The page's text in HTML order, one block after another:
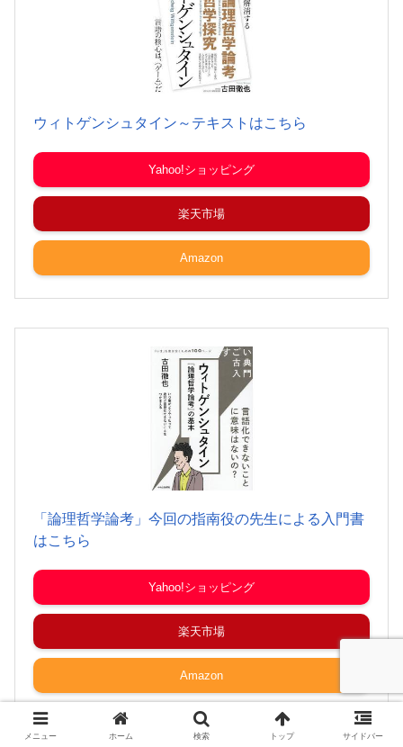
ウィトゲンシュタイン～テキストはこちら
Yahoo!ショッピング
楽天市場
Amazon
「論理哲学論考」今回の指南役の先生による入門書
はこちら
Yahoo!ショッピング
楽天市場
Amazon
メニュー ホーム 検索 トップ サイドバー